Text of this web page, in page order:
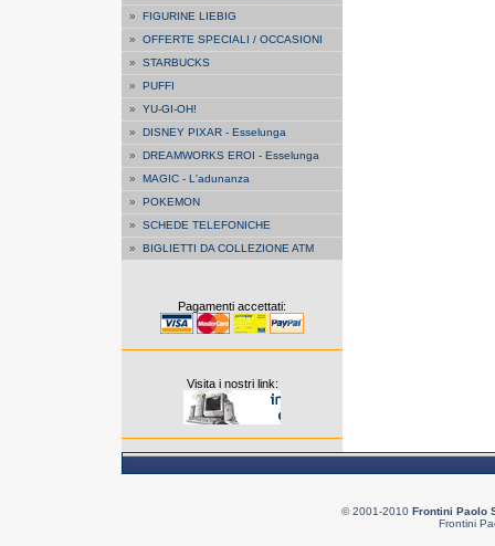
» FIGURINE LIEBIG
» OFFERTE SPECIALI / OCCASIONI
» STARBUCKS
» PUFFI
» YU-GI-OH!
» DISNEY PIXAR - Esselunga
» DREAMWORKS EROI - Esselunga
» MAGIC - L'adunanza
» POKEMON
» SCHEDE TELEFONICHE
» BIGLIETTI DA COLLEZIONE ATM
Pagamenti accettati:
Visita i nostri link:
© 2001-2010 Frontini Paolo
Frontini